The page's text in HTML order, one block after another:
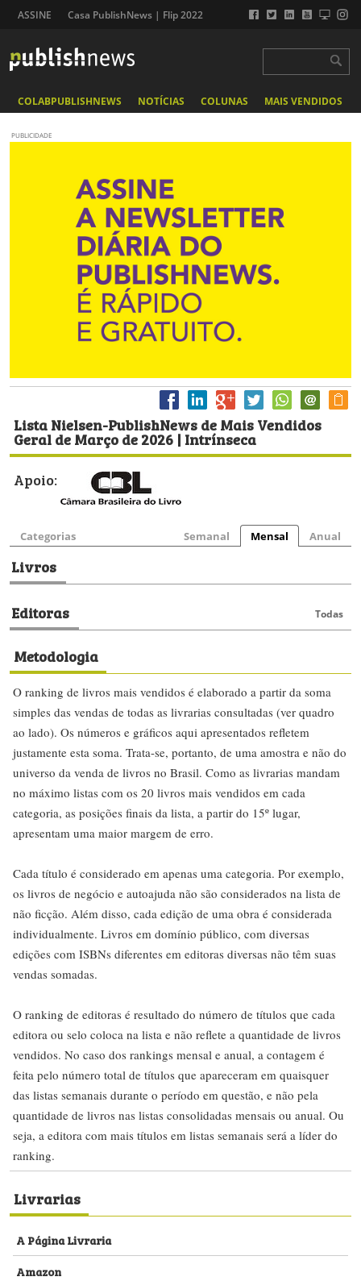
ASSINE Casa PublishNews | Flip 2022
COLABPUBLISHNEWS NOTÍCIAS COLUNAS MAIS VENDIDOS
PUBLICIDADE
Lista Nielsen-PublishNews de Mais Vendidos
Geral de Março de 2026 | Intrínseca
Apoio:
Categorias Semanal Mensal Anual
Livros
Editoras Todas
Metodologia
O ranking de livros mais vendidos é elaborado a partir da soma
simples das vendas de todas as livrarias consultadas (ver quadro
ao lado). Os números e gráficos aqui apresentados refletem
justamente esta soma. Trata-se, portanto, de uma amostra e não do
universo da venda de livros no Brasil. Como as livrarias mandam
no máximo listas com os 20 livros mais vendidos em cada
categoria, as posições finais da lista, a partir do 15º lugar,
apresentam uma maior margem de erro.
Cada título é considerado em apenas uma categoria. Por exemplo,
os livros de negócio e autoajuda não são considerados na lista de
não ficção. Além disso, cada edição de uma obra é considerada
individualmente. Livros em domínio público, com diversas
edições com ISBNs diferentes em editoras diversas não têm suas
vendas somadas.
O ranking de editoras é resultado do número de títulos que cada
editora ou selo coloca na lista e não reflete a quantidade de livros
vendidos. No caso dos rankings mensal e anual, a contagem é
feita pelo número total de títulos que apareceram em quaisquer
das listas semanais durante o período em questão, e não pela
quantidade de livros nas listas consolidadas mensais ou anual. Ou
seja, a editora com mais títulos em listas semanais será a líder do
ranking.
Livrarias
A Página Livraria
Amazon